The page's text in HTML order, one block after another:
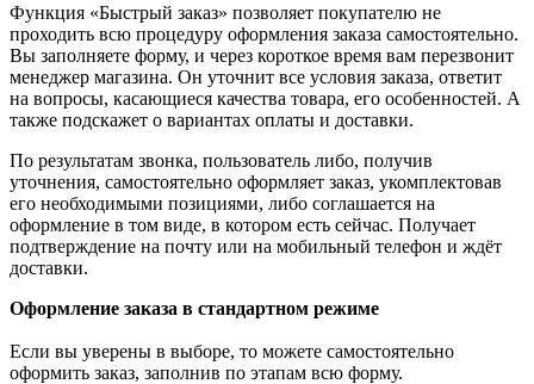
Функция «Быстрый заказ» позволяет покупателю не
проходить всю процедуру оформления заказа самостоятельно.
Вы заполняете форму, и через короткое время вам перезвонит
менеджер магазина. Он уточнит все условия заказа, ответит
на вопросы, касающиеся качества товара, его особенностей. А
также подскажет о вариантах оплаты и доставки.
По результатам звонка, пользователь либо, получив
уточнения, самостоятельно оформляет заказ, укомплектовав
его необходимыми позициями, либо соглашается на
оформление в том виде, в котором есть сейчас. Получает
подтверждение на почту или на мобильный телефон и ждёт
доставки.
Оформление заказа в стандартном режиме
Если вы уверены в выборе, то можете самостоятельно
оформить заказ, заполнив по этапам всю форму.